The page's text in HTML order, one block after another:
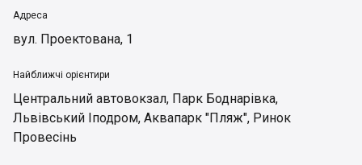
Адреса
вул. Проектована, 1
Найближчі орієнтири
Центральний автовокзал, Парк Боднарівка,
Львівський Іподром, Аквапарк "Пляж", Ринок
Провесінь